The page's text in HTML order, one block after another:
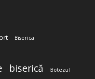
Biserica
biserică Botezul